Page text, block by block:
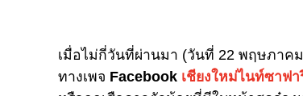
เมื่อไม่กี่วันที่ผ่านมา (วันที่ 22 พฤษภาค
ทางเพจ Facebook เชียงใหม่ไนท์ซาฟ